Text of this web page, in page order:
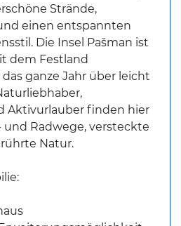
Strände,
einen entspannten
Die Insel Pašman ist
dem Festland
ganze Jahr über leicht
Aktivurlauber finden hier
und Radwege, versteckte
Natur.